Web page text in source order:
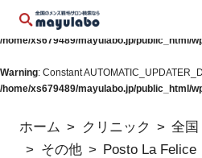
Warning: Constant
/home/xs679489/mayulabo.jp/public_html/
Warning: Constant
/home/xs679489/mayulabo.jp/public_html/
ホーム クリニック 全国
その他
Posto La Felice